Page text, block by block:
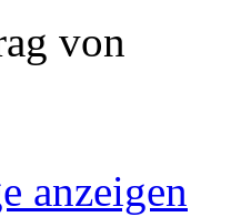
von
anzeigen